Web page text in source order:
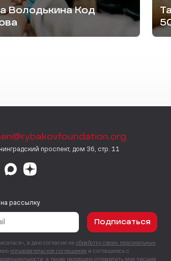
Володькина Код
проспект, дом 36, стр. 11
на рассылку
Подписаться
я даю согласие на обработку своих персональных
пользовательское соглашение и соглашаюсь с
, а также разрешаю отправлять мне письма